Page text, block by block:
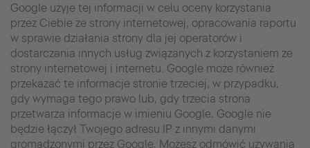
Google użyje tej informacji w celu oceny korzystania
przez Ciebie ze strony internetowej, opracowania raportu
w sprawie działania strony dla jej operatorów i
dostarczania innych usług związanych z korzystaniem ze
strony internetowej i internetu. Google może również
przekazać te informacje stronie trzeciej, w przypadku,
gdy wymaga tego prawo lub, gdy trzecia strona
przetwarza informacje w imieniu Google. Google nie
będzie łączył Twojego adresu IP z innymi danymi
gromadzonymi przez Google. Możesz odmówić używania